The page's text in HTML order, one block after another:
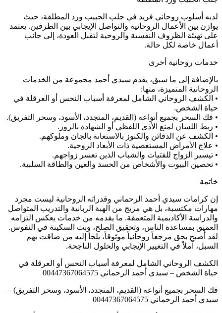
لديه أسلوب روحاني فريد في جلب الحبيب ورد المطلقة، حيث
يوازن بين الأعمال الروحانية والتواصل الإيجابي بين الطرفين. يعتمد
على تهيئة الظروف النفسية والروحية لتقبل العودة، إلى جانب
أعمال خاصة لكل حالة.
خدمات روحانية أخرى
بالإضافة إلى ما سبق، يقدم سيدي أحمد مجموعة من الخدمات
الروحانية المتميزة، منها:
• الكشف الروحاني الشامل لمعرفة أسباب النحس أو العرقلة في
حياة الشخص.
• فك السحر بجميع أنواعه (القديم، المتجدد، الأسود، وسحر التفريق).
• ربط اللسان لمنع الأذى اللفظي أو الشهادة بالزور.
• الكشف عن الدفائن والكنوز بالاستعانة بالجان وملوكهم.
• علاج الأمراض المستعصية ذات الأبعاد الروحية.
• تيسير الزواج للفتيات والشباب الذين تعسر زواجهم.
• تحصين البيوت والأشخاص من الحسد والعين والطاقة السلبية.
خاتمة
إن كرامات سيدي أحمد الرحماني وقدراته الروحانية ليست مجرد
مهارات مكتسبة، بل هي مزيج من الهبة الربانية والتدريب المتواصل
والدراسة الأكاديمية المتعمقة. ما يقدمه من خدمات يعكس التزامه
العميق بمساعدة الناس، وتحقيق الصلح، وبث السكينة في النفوس.
لقد أصبح بحق مرجعاً روحانياً موثوقاً، يلجأ إليه من ضاقت بهم
السبل، آملاً في التغيير الإيجابي والحلول الناجحة.
الكشف الروحاني الشامل لمعرفة أسباب النحس أو العرقلة في
حياة الشخص – سيدي أحمد الرحماني 00447367064575
فك السحر بجميع أنواعه (القديم، المتجدد، الأسود، وسحر التفريق) –
سيدي أحمد الرحماني 00447367064575